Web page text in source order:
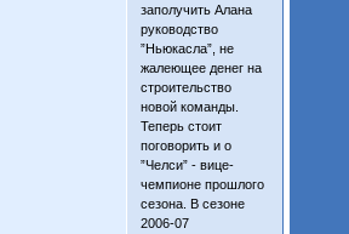
заполучить Алана
руководство
”Ньюкасла”, не
жалеющее денег на
строительство
новой команды.
Теперь стоит
поговорить и о
”Челси” - вице-
чемпионе прошлого
сезона. В сезоне
2006-07